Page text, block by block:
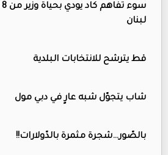
لبنان
قط يترشح للانتخابات البلدية
شاب يتجوّل شبه عارٍ في دبي مول
بالصّور…شجرة مثمرة بالدّولارات!!